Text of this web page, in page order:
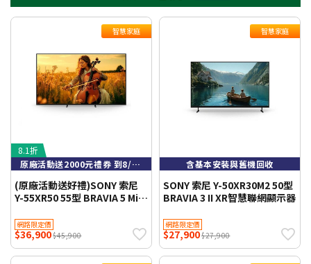
8.1折
智慧家庭
原廠活動送2000元禮券 到8/9止
(原廠活動送好禮)SONY 索尼
Y-55XR50 55型 BRAVIA 5 Mini
網路限定價
$36,900$45,900
智慧家庭
含基本安裝與舊機回收
SONY 索尼 Y-50XR30M2 50型
BRAVIA 3 II XR智慧聯網顯示器
網路限定價
$27,900$27,900